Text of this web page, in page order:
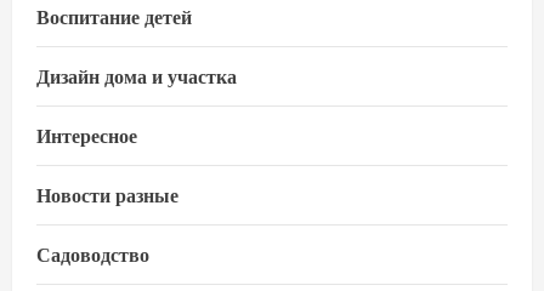
Воспитание детей
Дизайн дома и участка
Интересное
Новости разные
Садоводство